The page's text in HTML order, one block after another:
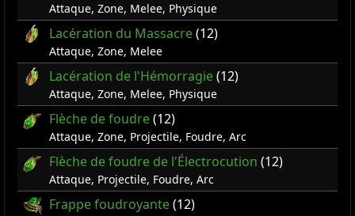
Attaque, Zone, Melee, Physique
Lacération du Massacre(12)
Attaque, Zone, Melee
Lacération de l'Hémorragie(12)
Attaque, Zone, Melee, Physique
Flèche de foudre(12)
Attaque, Zone, Projectile, Foudre, Arc
Flèche de foudre de l'Électrocution (12)
Attaque, Projectile, Foudre, Arc
Frappe foudroyante(12)